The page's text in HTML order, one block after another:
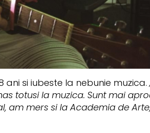
ani si iubeste la nebunie muzica.
totusi la muzica. Sunt mai
am mers si la Academia de